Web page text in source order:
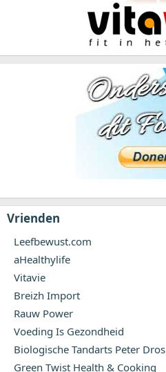
Vrienden
Leefbewust.com
aHealthylife
Vitavie
Breizh Import
Rauw Power
Voeding Is Gezondheid
Biologische Tandarts Peter Dros
Green Twist Health & Cooking